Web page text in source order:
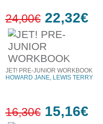
έκπτωση
24,00€ 22,32€
JET! PRE-JUNIOR WORKBOOK
HOWARD JANE, LEWIS TERRY
16,30€ 15,16€